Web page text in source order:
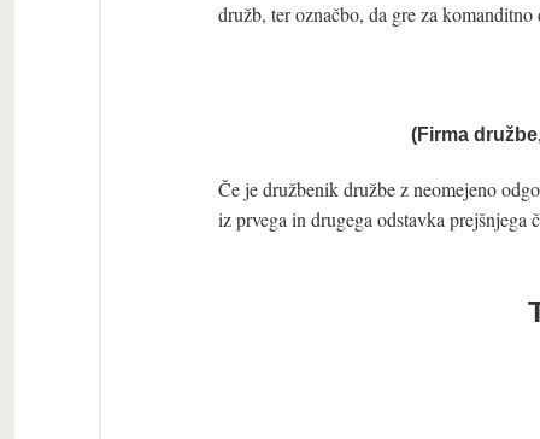
družb, ter označbo, da gre za
(Firma
Če je družbenik družbe z neomejeno
iz prvega in drugega odstavka